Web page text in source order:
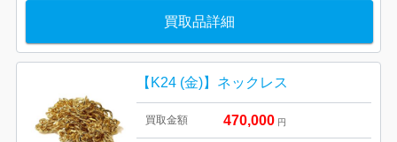
買取品詳細
【K24 (金)】ネックレス
買取金額 470,000 円